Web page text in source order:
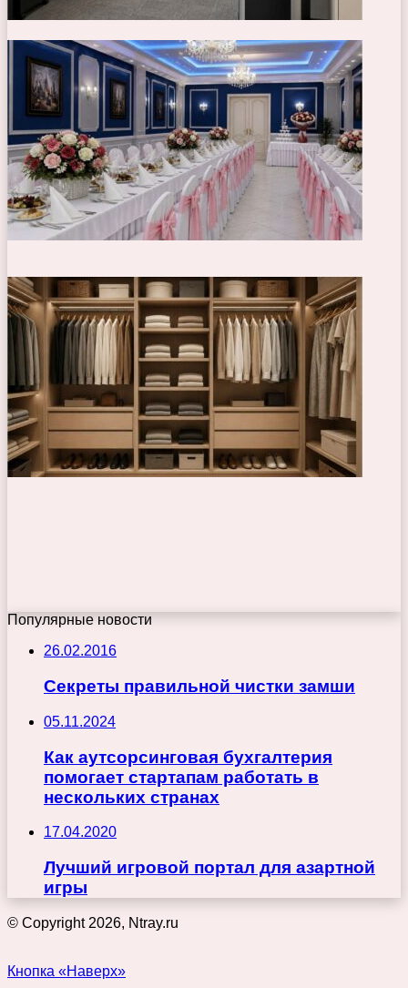
Популярные новости
26.02.2016
Секреты правильной чистки замши
05.11.2024
Как аутсорсинговая бухгалтерия
помогает стартапам работать в
нескольких странах
17.04.2020
Лучший игровой портал для азартной
игры
© Copyright 2026, Ntray.ru
Кнопка «Наверх»